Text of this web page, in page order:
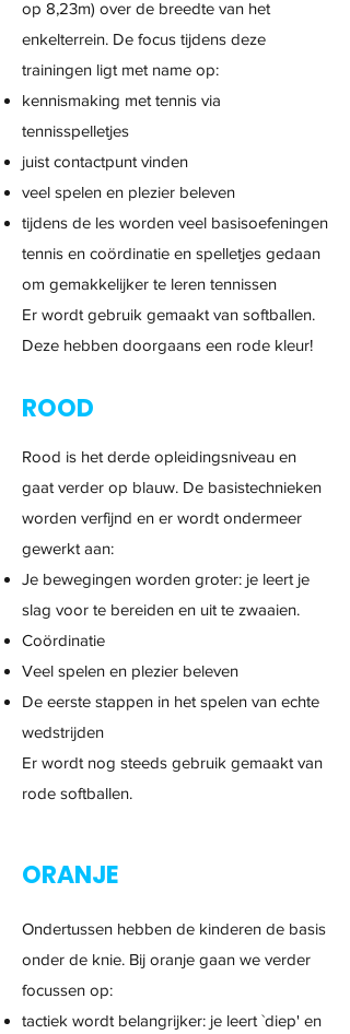
op 8,23m) over de breedte van het
enkelterrein. De focus tijdens deze
trainingen ligt met name op:
kennismaking met tennis via
tennisspelletjes
juist contactpunt vinden
veel spelen en plezier beleven
tijdens de les worden veel basisoefeningen
tennis en coördinatie en spelletjes gedaan
om gemakkelijker te leren tennissen
Er wordt gebruik gemaakt van softballen.
Deze hebben doorgaans een rode kleur!
ROOD
Rood is het derde opleidingsniveau en
gaat verder op blauw. De basistechnieken
worden verfijnd en er wordt ondermeer
gewerkt aan:
Je bewegingen worden groter: je leert je
slag voor te bereiden en uit te zwaaien.
Coördinatie
Veel spelen en plezier beleven
De eerste stappen in het spelen van echte
wedstrijden
Er wordt nog steeds gebruik gemaakt van
rode softballen.
ORANJE
Ondertussen hebben de kinderen de basis
onder de knie. Bij oranje gaan we verder
focussen op:
tactiek wordt belangrijker: je leert `diep' en